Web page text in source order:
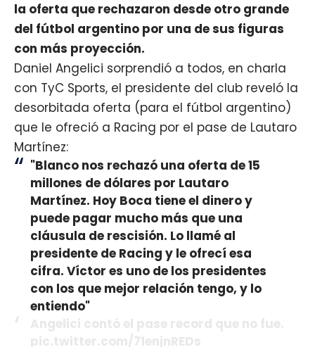
la oferta que rechazaron desde otro grande
del fútbol argentino por una de sus figuras
con más proyección.
Daniel Angelici sorprendió a todos, en charla
con TyC Sports, el presidente del club reveló la
desorbitada oferta (para el fútbol argentino)
que le ofreció a Racing por el pase de Lautaro
Martínez:
"Blanco nos rechazó una oferta de 15
millones de dólares por Lautaro
Martínez. Hoy Boca tiene el dinero y
puede pagar mucho más que una
cláusula de rescisión. Lo llamé al
presidente de Racing y le ofrecí esa
cifra. Víctor es uno de los presidentes
con los que mejor relación tengo, y lo
entiendo"